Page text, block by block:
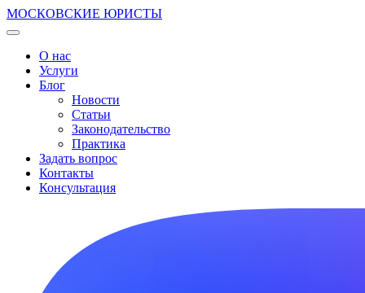
МОСКОВСКИЕ ЮРИСТЫ
О нас
Услуги
Блог
Новости
Статьи
Законодательство
Практика
Задать вопрос
Контакты
Консультация